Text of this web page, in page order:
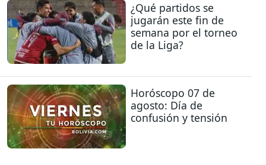
¿Qué partidos se
jugarán este fin de
semana por el torneo
de la Liga?
Horóscopo 07 de
agosto: Día de
confusión y tensión